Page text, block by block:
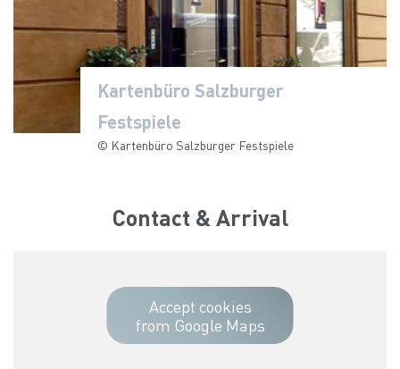
Kartenbüro Salzburger
Festspiele
© Kartenbüro Salzburger Festspiele
Contact & Arrival
Accept cookies
from Google Maps